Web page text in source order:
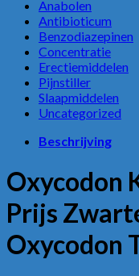
Anabolen
Antibioticum
Benzodiazepinen
Concentratie
Erectiemiddelen
Pijnstiller
Slaapmiddelen
Uncategorized
Beschrijving
Oxycodon
Prijs
Oxycodon